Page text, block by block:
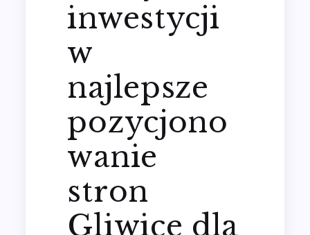
inwestycji
w
najlepsze
pozycjono
wanie
stron
Gliwice dla